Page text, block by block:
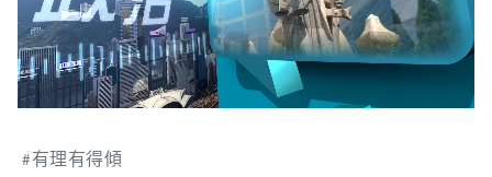
U
n
t
e
L
o
有理有得傾